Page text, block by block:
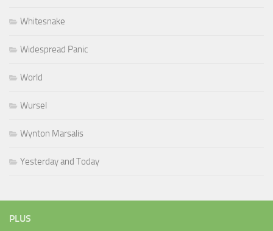
Whitesnake
Widespread Panic
World
Wursel
Wynton Marsalis
Yesterday and Today
PLUS